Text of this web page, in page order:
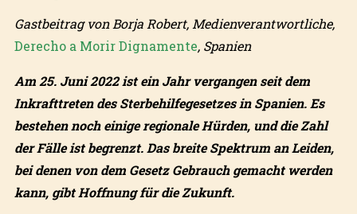
Gastbeitrag von Borja Robert, Medienverantwortliche,
Derecho a Morir Dignamente, Spanien
Am 25. Juni 2022 ist ein Jahr vergangen seit dem
Inkrafttreten des Sterbehilfegesetzes in Spanien. Es
bestehen noch einige regionale Hürden, und die Zahl
der Fälle ist begrenzt. Das breite Spektrum an Leiden,
bei denen von dem Gesetz Gebrauch gemacht werden
kann, gibt Hoffnung für die Zukunft.